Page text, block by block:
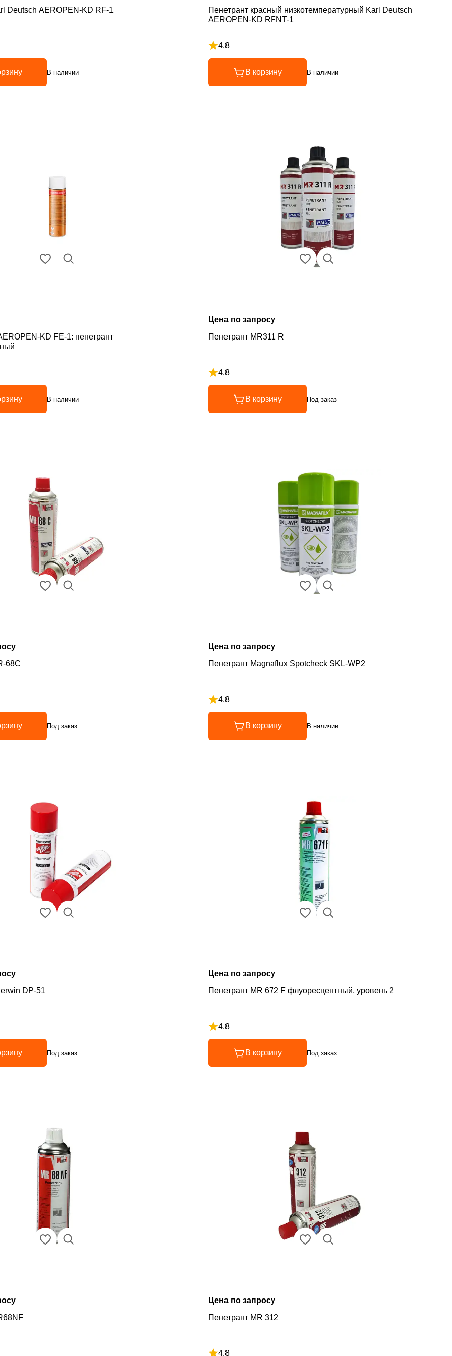
Deutsch AEROPEN-KD RF-1
В наличии
Пенетрант красный низкотемпературный Karl Deutsch
AEROPEN-KD RFNT-1
4.8
Рейтинг 4.8 из 5
В корзину В наличии
KD FE-1: пенетрант
В наличии
Цена по запросу
Пенетрант MR311 R
4.8
Рейтинг 4.8 из 5
В корзину Под заказ
68C
Под заказ
Цена по запросу
Пенетрант Magnaflux Spotcheсk SKL-WP2
4.8
Рейтинг 4.8 из 5
В корзину В наличии
DP-51
Под заказ
Цена по запросу
Пенетрант MR 672 F флуоресцентный, уровень 2
4.8
Рейтинг 4.8 из 5
В корзину Под заказ
Цена по запросу
Пенетрант MR 312
4.8